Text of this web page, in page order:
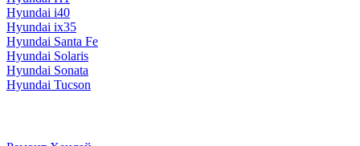
Hyundai i40
Hyundai ix35
Hyundai Santa Fe
Hyundai Solaris
Hyundai Sonata
Hyundai Tucson